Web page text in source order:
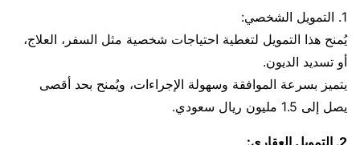
1. التمويل الشخصي:
يُمنح هذا التمويل لتغطية احتياجات شخصية مثل السفر، العلاج،
أو تسديد الديون.
يتميز بسرعة الموافقة وسهولة الإجراءات، ويُمنح بحد أقصى
يصل إلى 1.5 مليون ريال سعودي.
2. التمويل العقاري: